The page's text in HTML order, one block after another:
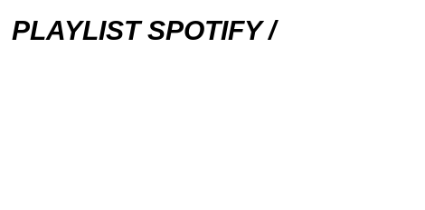
PLAYLIST SPOTIFY /